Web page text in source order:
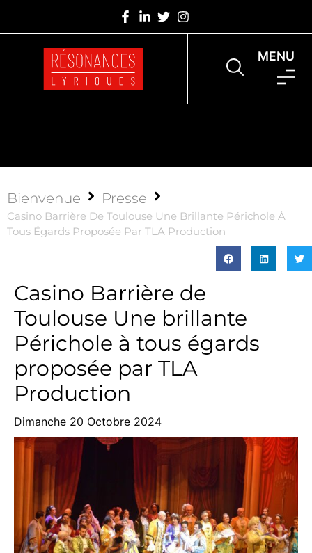
MENU
Bienvenue Presse
Casino Barrière De Toulouse Une Brillante Périchole À
Tous Égards Proposée Par TLA Production
Casino Barrière de
Toulouse Une brillante
Périchole à tous égards
proposée par TLA
Production
Dimanche 20 Octobre 2024